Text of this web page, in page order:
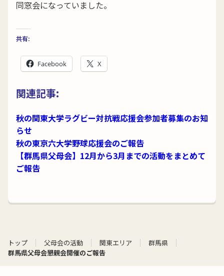
同窓会になっていました。
共有:
Facebook X
関連記事:
秋の関東大学ラグビー対抗戦応援会参加者募集のお知
らせ
秋の東京六大学野球応援会のご報告
【群馬県父母会】12月から3月までの活動をまとめて
ご報告
トップ 父母会の活動 関東エリア
群馬県
群馬県父母会懇親会開催のご報告